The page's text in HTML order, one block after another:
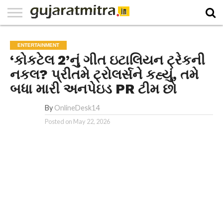
PAPER
NATIONAL
WORLD
BUSINESS
SPORTS
GUJARAT
OPINION
MORE
ENTERTAINMENT
‘કોકટેલ 2’નું ગીત ઇટાલિયન ટ્રેકની
નકલ? પ્રીતમે ટ્રોલર્સને કહ્યું, તમે
બધા મારી અનપેઇડ PR ટીમ છો
By OnlineDesk14
Posted on May 22, 2026